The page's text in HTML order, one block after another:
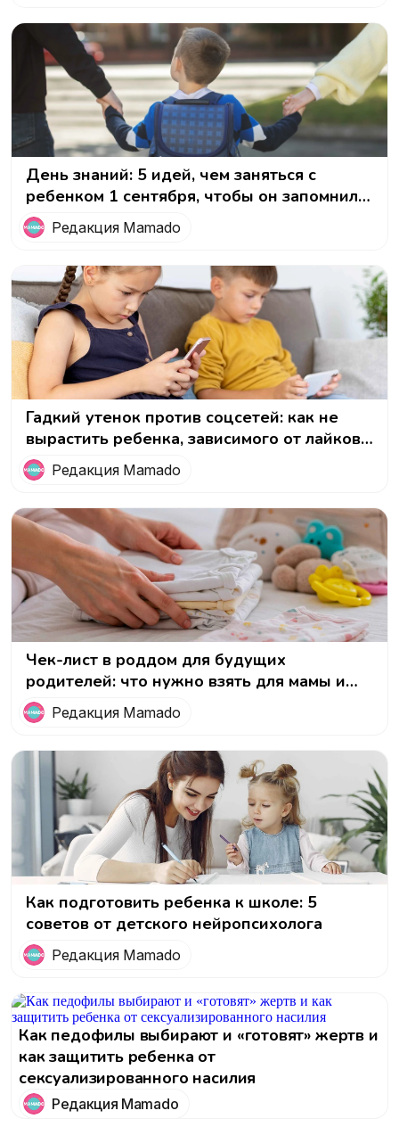
День знаний: 5 идей, чем заняться с
ребенком 1 сентября, чтобы он запомнил
этот день
Редакция Mamado
Гадкий утенок против соцсетей: как не
вырастить ребенка, зависимого от лайков
и чужого мнения
Редакция Mamado
Чек-лист в роддом для будущих
родителей: что нужно взять для мамы и
малышаРедакция Mamado
Как подготовить ребенка к школе: 5
советов от детского нейропсихолога
Редакция Mamado
Как педофилы выбирают и «готовят» жертв и
как защитить ребенка от
сексуализированного насилия
Редакция Mamado